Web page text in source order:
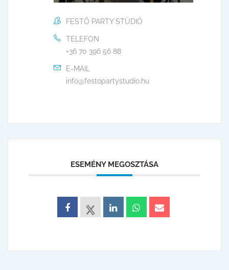
FESTŐ PARTY STÚDIÓ
TELEFON
+36 70 396 56 88
E-MAIL
info@festopartystudio.hu
ESEMÉNY MEGOSZTÁSA